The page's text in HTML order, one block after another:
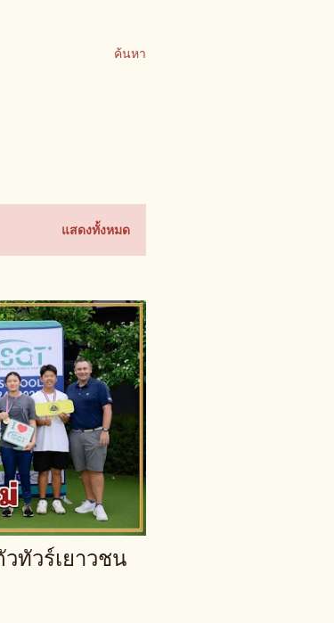
ค้นหา
แสดงทั้งหมด
ทัวร์เยาวชน